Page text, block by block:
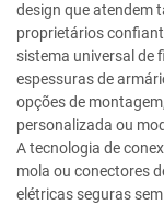
design que atendem
proprietários
sistema universal de
espessuras de
opções de
personalizada ou
A tecnologia de
mola ou conectores
elétricas seguras